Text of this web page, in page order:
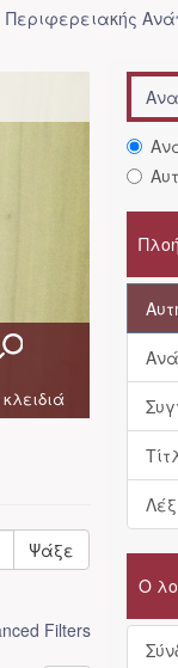
Ψάξε
Filters
Ο